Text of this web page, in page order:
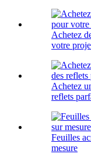
Achetez
votre
Achetez
reflets
Feuilles
mesure